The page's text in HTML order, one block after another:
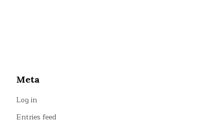
Meta
Log in
Entries feed